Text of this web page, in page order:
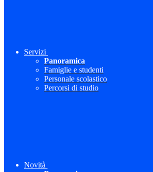
Servizi
Panoramica
Famiglie e studenti
Personale scolastico
Percorsi di studio
Novità